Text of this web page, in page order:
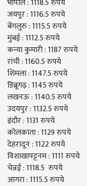
भोपाल: 1118.5रुपये
जयपुर: 1116.5रुपये
बेंगलुरु: 1115.5रुपये
मुंबई: 1112.5रुपये
कन्याकुमारी: 1187रुपये
रांची: 1160.5रुपये
शिमला: 1147.5रुपये
डिब्रूगढ़: 1145रुपये
लखनऊ: 1140.5रुपये
उदयपुर: 1132.5रुपये
इंदौर: 1131रुपये
कोलकाता: 1129रुपये
देहरादून: 1122रुपये
विशाखापट्टनम: 1111रुपये
चेन्नई: 1118.5 रुपये
आगरा: 1115.5रुपये